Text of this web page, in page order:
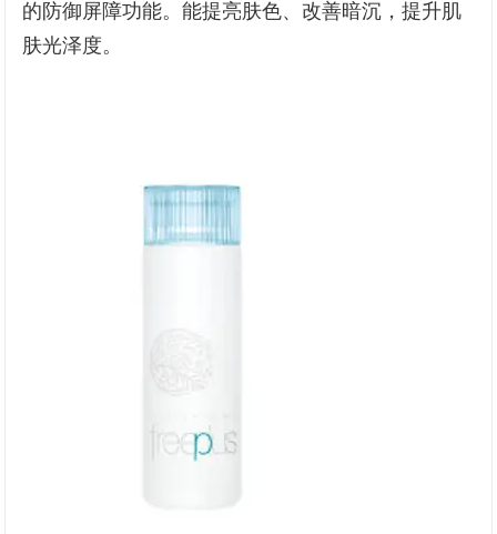
的防御屏障功能。能提亮肤色、改善暗沉，提升肌
肤光泽度。